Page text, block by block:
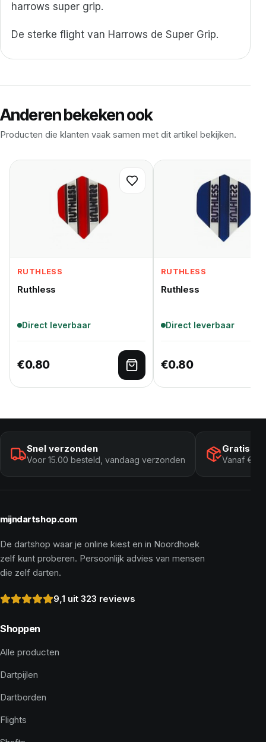
harrows super grip.
De sterke flight van Harrows de Super Grip.
Anderen bekeken ook
Producten die klanten vaak samen met dit artikel bekijken.
RUTHLESS
Ruthless
Direct leverbaar
€0.80
Toevoegen aan
RUTHLESS
Ruthless
Direct leverbaar
€0.80
Snel verzonden
Voor 15.00 besteld, vandaag verzonden
Gratis
Vanaf €
mijndartshop.com
De dartshop waar je online kiest en in Noordhoek
zelf kunt proberen. Persoonlijk advies van mensen
die zelf darten.
9,1 uit 323 reviews
Shoppen
Alle producten
Dartpijlen
Dartborden
Flights